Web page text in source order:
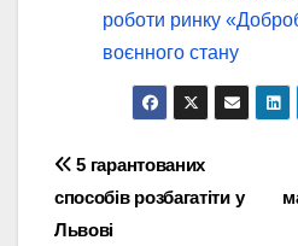
роботи ринку
воєнного стану
Навігація
записів
5 гарантованих
способів розбагатіти у
Львові